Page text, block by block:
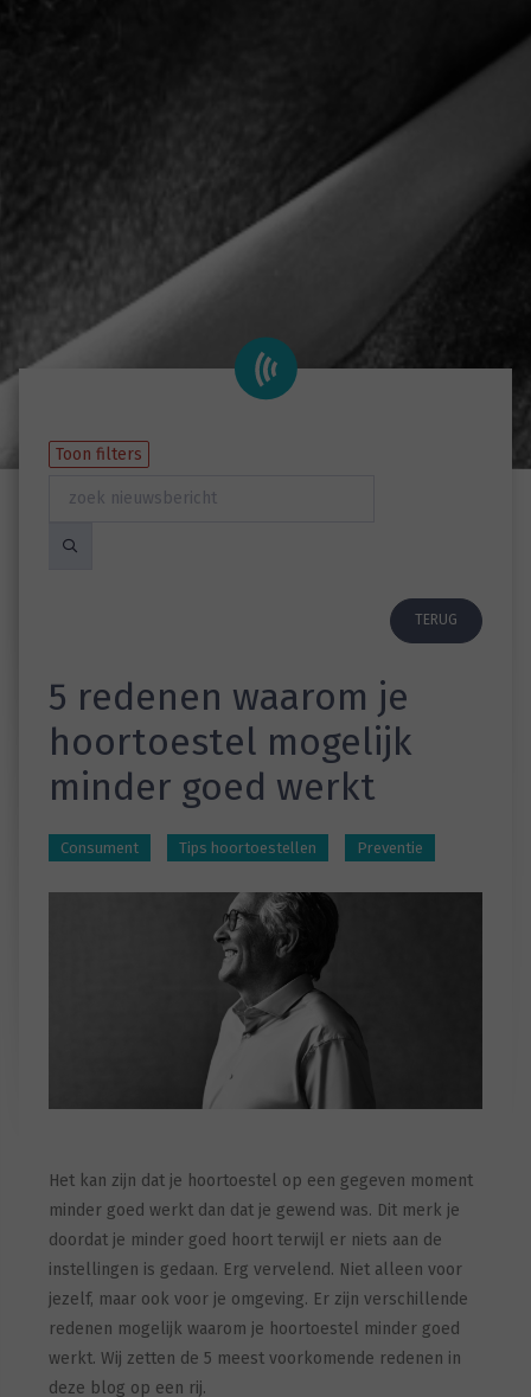
Toon filters
TERUG
5 redenen waarom je
hoortoestel mogelijk
minder goed werkt
Consument Tips hoortoestellen Preventie
Het kan zijn dat je hoortoestel op een gegeven moment
minder goed werkt dan dat je gewend was. Dit merk je
doordat je minder goed hoort terwijl er niets aan de
instellingen is gedaan. Erg vervelend. Niet alleen voor
jezelf, maar ook voor je omgeving. Er zijn verschillende
redenen mogelijk waarom je hoortoestel minder goed
werkt. Wij zetten de 5 meest voorkomende redenen in
deze blog op een rij.